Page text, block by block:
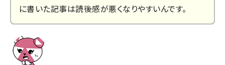
に書いた記事は読後感が悪くなりやすいんです。